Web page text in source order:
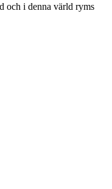
och i denna värld ryms